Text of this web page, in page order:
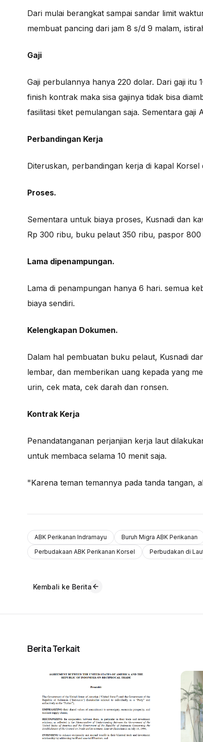
Dari mulai berangkat sampai sandar limit
membuat pancing dari jam 8 s/d 9 malam,
Gaji
Gaji perbulannya hanya 220 dolar. Dari gaji itu
finish kontrak maka sisa gajinya tidak bisa
fasilitasi tiket pemulangan saja. Sementara
Perbandingan Kerja
Diteruskan, perbandingan kerja di kapal
Proses.
Sementara untuk biaya proses, Kusnadi dan
Rp 300 ribu, buku pelaut 350 ribu, paspor
Lama dipenampungan.
Lama di penampungan hanya 6 hari. semua
biaya sendiri.
Kelengkapan Dokumen.
Dalam hal pembuatan buku pelaut, Kusnadi
lembar, dan memberikan uang kepada yang
urin, cek mata, cek darah dan ronsen.
Kontrak Kerja
Penandatanganan perjanjian kerja laut
untuk membaca selama 10 menit saja.
"Karena teman temannya pada tanda tangan,
ABK Perikanan Indramayu Buruh Migra ABK Perikanan
Perbudakaan ABK Perikanan Korsel
Perbudakan di
Kembali ke Berita
Berita Terkait